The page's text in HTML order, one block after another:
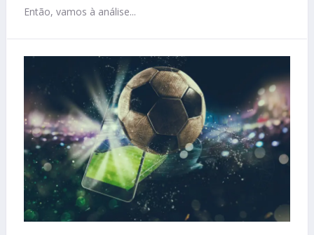
Então, vamos à análise...